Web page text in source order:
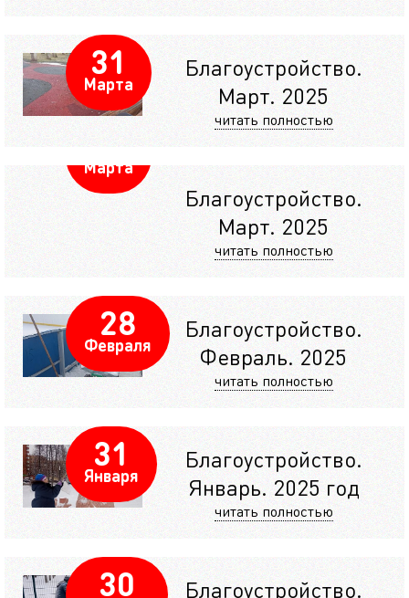
31
Марта
Благоустройство.
Март. 2025
читать полностью
Марта
Благоустройство.
Март. 2025
читать полностью
28
Февраля
Благоустройство.
Февраль. 2025
читать полностью
31
Января
Благоустройство.
Январь. 2025 год
читать полностью
30 Благоустройство.